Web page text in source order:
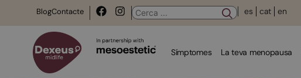
BlogContacte es cat en
Símptomes La teva menopausa